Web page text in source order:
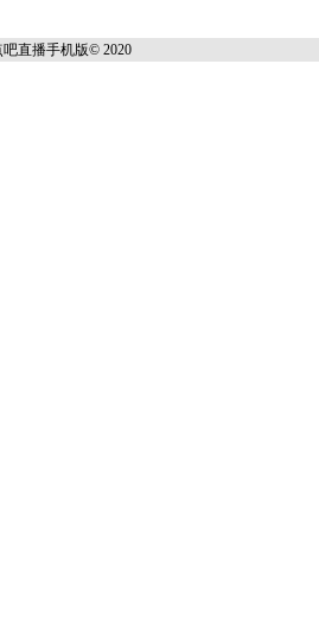
吧直播手机版© 2020